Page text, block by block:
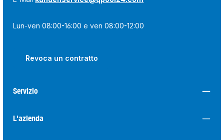
Lun-ven 08:00-16:00 e ven 08:00-12:00
Revoca un contratto
Servizio
L'azienda